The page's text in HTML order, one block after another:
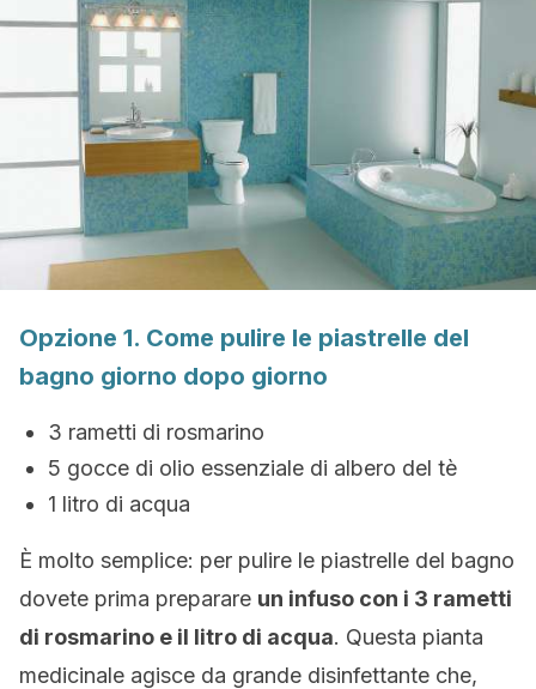
Opzione 1. Come pulire le piastrelle del
bagno giorno dopo giorno
3 rametti di rosmarino
5 gocce di olio essenziale di albero del tè
1 litro di acqua
È molto semplice: per pulire le piastrelle del bagno
dovete prima preparare un infuso con i 3 rametti
di rosmarino e il litro di acqua. Questa pianta
medicinale agisce da grande disinfettante che,